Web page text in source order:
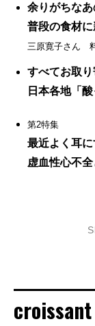
余りがちなあ
普段の食材に
三原寛子さん
すべてお取り
日本各地「
第2特集
最近よく耳に
虚血性心不全
croissant